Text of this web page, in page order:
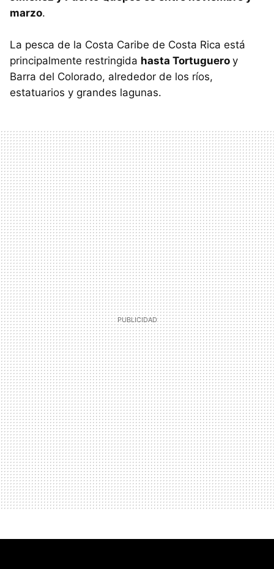
marzo.
La pesca de la Costa Caribe de Costa Rica está
principalmente restringida hasta Tortuguero y
Barra del Colorado, alrededor de los ríos,
estatuarios y grandes lagunas.